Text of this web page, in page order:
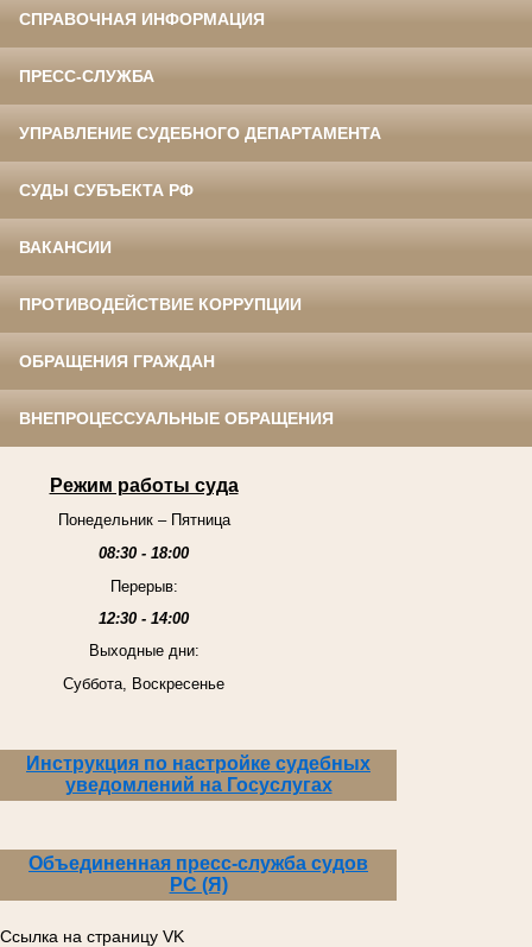
СПРАВОЧНАЯ ИНФОРМАЦИЯ
ПРЕСС-СЛУЖБА
УПРАВЛЕНИЕ СУДЕБНОГО ДЕПАРТАМЕНТА
СУДЫ СУБЪЕКТА РФ
ВАКАНСИИ
ПРОТИВОДЕЙСТВИЕ КОРРУПЦИИ
ОБРАЩЕНИЯ ГРАЖДАН
ВНЕПРОЦЕССУАЛЬНЫЕ ОБРАЩЕНИЯ
Режим работы суда
Понедельник – Пятница
08:30 - 18:00
Перерыв:
12:30 - 14:00
Выходные дни:
Суббота, Воскресенье
Инструкция по настройке судебных
уведомлений на Госуслугах
Объединенная пресс-служба судов
РС (Я)
Ссылка на страницу VK